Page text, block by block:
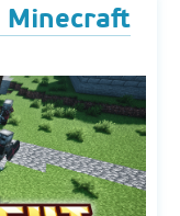
Minecraft